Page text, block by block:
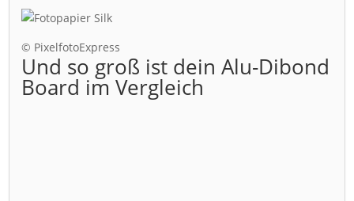
© PixelfotoExpress
Und so groß ist dein Alu-Dibond
Board im Vergleich